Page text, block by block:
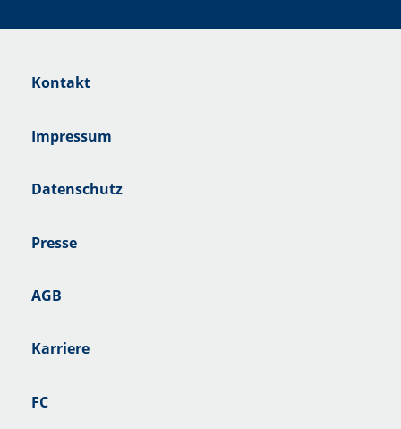
Kontakt
Impressum
Datenschutz
Presse
AGB
Karriere
FC